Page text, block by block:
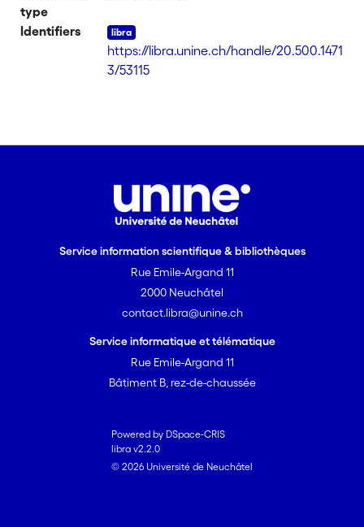
type
Identifiers
https://libra.unine.ch/handle/20.500.1471
3/53115
Service information scientifique & bibliothèques
Rue Emile-Argand 11
2000 Neuchâtel
contact.libra@unine.ch
Service informatique et télématique
Rue Emile-Argand 11
Bâtiment B, rez-de-chaussée
Powered by DSpace-CRIS
libra v2.2.0
© 2026 Université de Neuchâtel